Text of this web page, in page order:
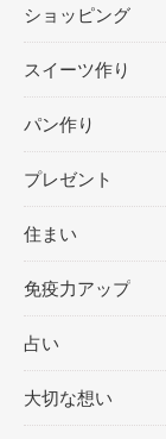
ショッピング
スイーツ作り
パン作り
プレゼント
住まい
免疫力アップ
占い
大切な想い